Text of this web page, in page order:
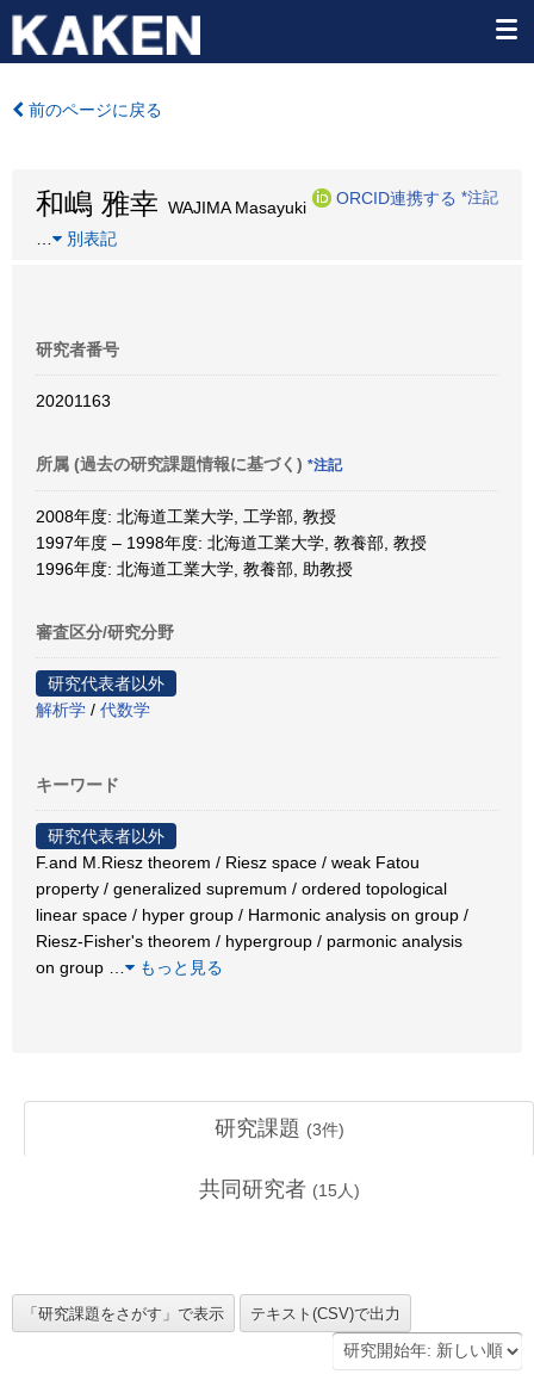
前のページに戻る
和嶋 雅幸 WAJIMA Masayuki
ORCID連携する *注記
別表記
研究者番号
20201163
所属 (過去の研究課題情報に基づく) *注記
2008年度: 北海道工業大学, 工学部, 教授
1997年度 – 1998年度: 北海道工業大学, 教養部, 教授
1996年度: 北海道工業大学, 教養部, 助教授
審査区分/研究分野
研究代表者以外
解析学 / 代数学
キーワード
研究代表者以外
F.and M.Riesz theorem / Riesz space / weak Fatou
property / generalized supremum / ordered topological
linear space / hyper group / Harmonic analysis on group /
Riesz-Fisher's theorem / hypergroup / parmonic analysis
on group
もっと見る
研究課題 (3件)
共同研究者 (15 人)